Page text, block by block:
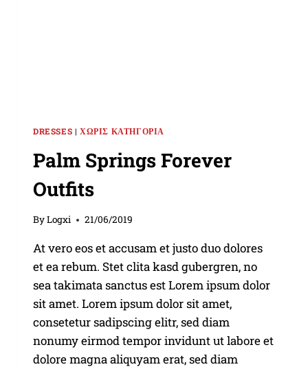
DRESSES | ΧΩΡΊΣ ΚΑΤΗΓΟΡΊΑ
Palm Springs Forever
Outfits
ByLogxi 21/06/2019
At vero eos et accusam et justo duo dolores
et ea rebum. Stet clita kasd gubergren, no
sea takimata sanctus est Lorem ipsum dolor
sit amet. Lorem ipsum dolor sit amet,
consetetur sadipscing elitr, sed diam
nonumy eirmod tempor invidunt ut labore et
dolore magna aliquyam erat, sed diam